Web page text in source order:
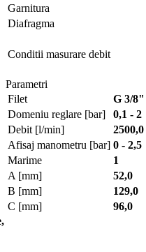
Garnitura
Diafragma
Conditii masurare debit
Parametri
Filet
G 3/8"
Domeniu reglare [bar]
0,1 - 2
Debit [l/min]
2500,0
Afisaj manometru [bar] 0 - 2,5
Marime
1
A [mm]
52,0
B [mm]
129,0
C [mm]
96,0